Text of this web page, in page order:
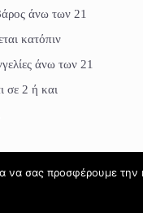
άνω των 21
κατόπιν
άνω των 21
σε 2 ή και
να σας προσφέρουμε την